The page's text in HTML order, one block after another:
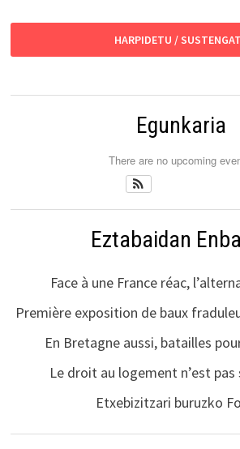
HARPIDETU /
Egunkaria
There are no upcoming
Eztabaidan
Face à une France réac,
Première exposition de baux
En Bretagne aussi, batailles
Le droit au logement n’est pas
Etxebizitzari buruzko